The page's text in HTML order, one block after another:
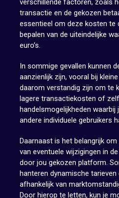
verschillende factoren, zoals
transactie en de gekozen
essentieel om deze kosten te
bepalen van de uiteindelijke
euro’s.
In sommige gevallen kunnen
aanzienlijk zijn, vooral bij
daarom verstandig zijn om te
lagere transactiekosten of
handelsmogelijkheden
andere individuele gebruikers
Daarnaast is het belangrijk
van eventuele wijzigingen in
door jou gekozen platform.
hanteren dynamische tarieven
afhankelijk van
Door hierop te letten, kun je